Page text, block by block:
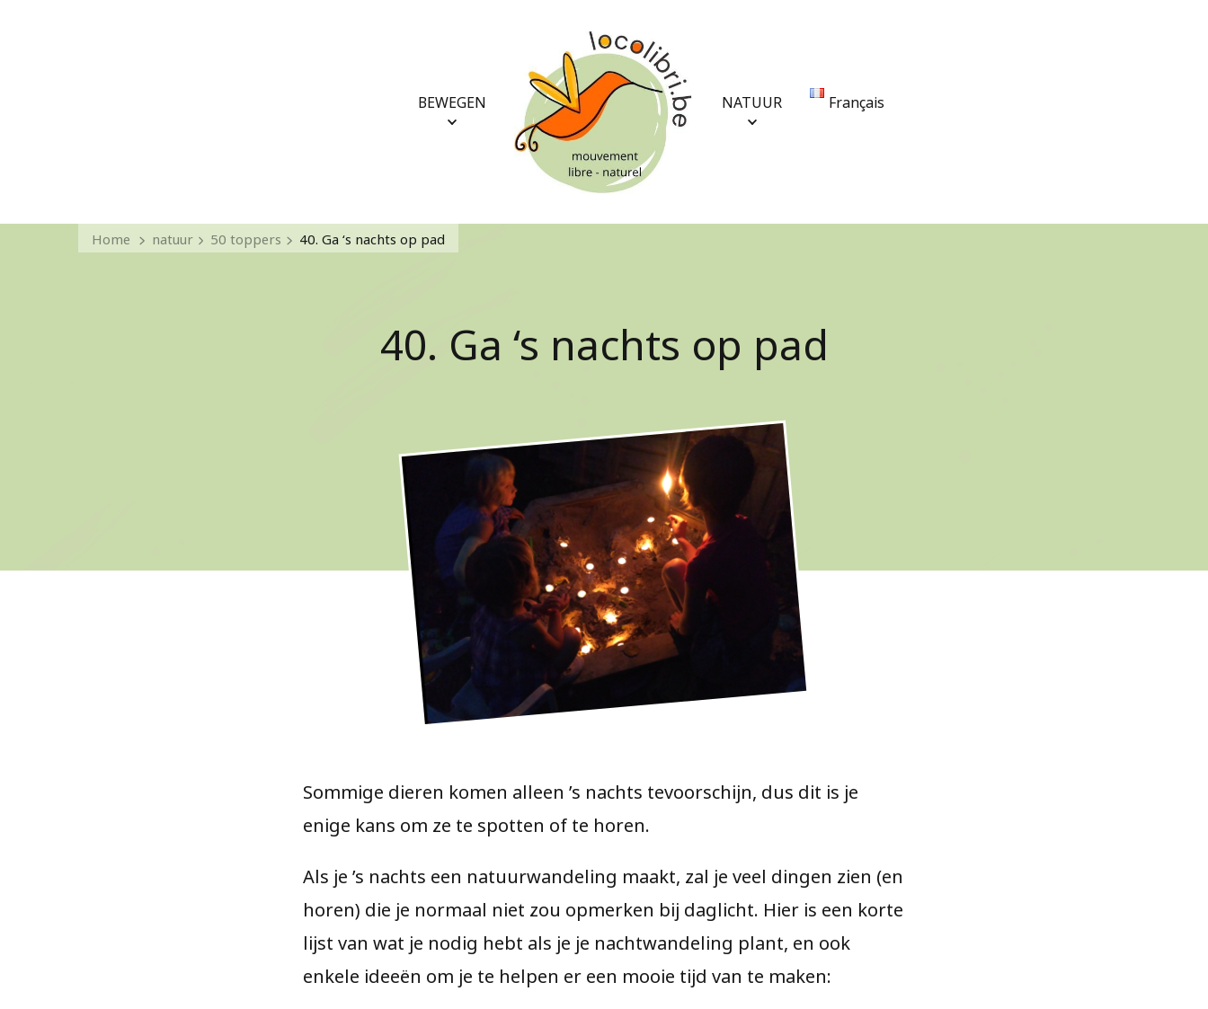
BEWEGEN NATUUR Français
Home natuur 50 toppers 40. Ga ‘s nachts op pad
40. Ga ‘s nachts op pad
Sommige dieren komen alleen ’s nachts tevoorschijn, dus dit is je
enige kans om ze te spotten of te horen.
Als je ’s nachts een natuurwandeling maakt, zal je veel dingen zien (en
horen) die je normaal niet zou opmerken bij daglicht. Hier is een korte
lijst van wat je nodig hebt als je je nachtwandeling plant, en ook
enkele ideeën om je te helpen er een mooie tijd van te maken: